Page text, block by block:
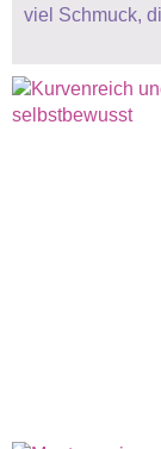
viel Schmuck,